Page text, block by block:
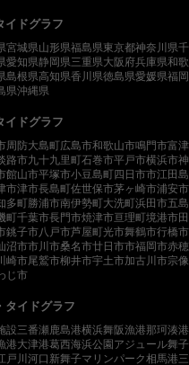
イドグラフ
宮城県山形県福島県東京都神奈川県
愛知県静岡県三重県大阪府兵庫県和
島根県高知県香川県徳島県愛媛県福
県沖縄県
イドグラフ
周防大島町広島市和歌山市鳴門市富
路市九十九里町石巻市平戸市横浜市
館山市平塚市小豆島町四日市市江田
市津市長島町佐世保市茅ヶ崎市浦安市
多町勝浦市南伊勢町大洗町浜田市五
町千葉市長門市焼津市亘理町境港市
銚子市八戸市芦屋町光市舞鶴市行橋市
沼市市川市桑名市廿日市市福岡市赤
川崎市尾鷲市柳井市宇土市加古川市宗
じ市
タイドグラフ
設三番瀬 鹿島港横浜舞阪漁港那珂湊港
港大津港葛西海浜公園アジュール舞子
戸川河口 新舞子マリンパーク相馬港